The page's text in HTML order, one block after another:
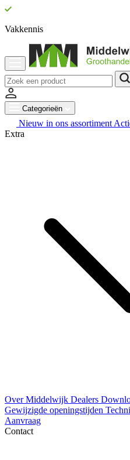
Vakkennis
Categorieën
Nieuw in ons assortiment
Extra
Over Middelwijk Dealers
Gewijzigde openingstijden
Aanvraag
Contact